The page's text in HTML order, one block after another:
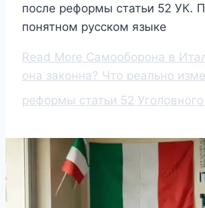
после реформы статьи 52 УК.
понятном русском языке
Read More Самооборона в
она законна? Что реально
реформы статьи 52